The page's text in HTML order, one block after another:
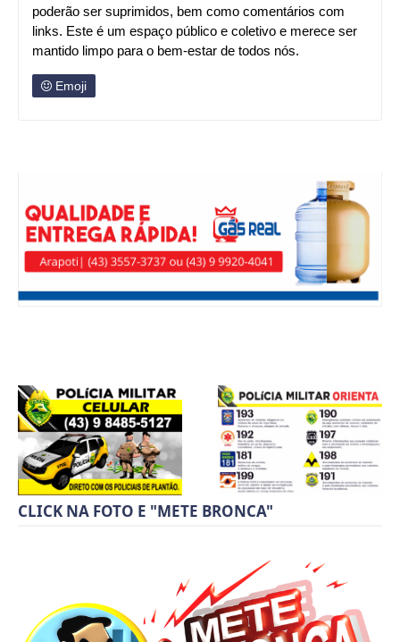
poderão ser suprimidos, bem como comentários com
links. Este é um espaço público e coletivo e merece ser
mantido limpo para o bem-estar de todos nós.
Emoji
CLICK NA FOTO E "METE BRONCA"